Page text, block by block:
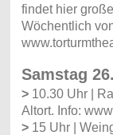
findet hier
Wöchentlich
Samstag
> 10.30 Uhr |
Altort. Info:
> 15 Uhr |